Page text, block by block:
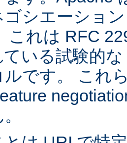
ゴシエーショ
これは RFC
ている試験的
ルです。 これ